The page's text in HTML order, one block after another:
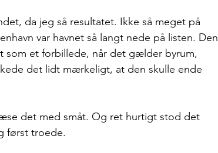
da jeg så resultatet. Ikke så meget på
var havnet så langt nede på listen. Den
som et forbillede, når det gælder byrum,
det lidt mærkeligt, at den skulle ende
det med småt. Og ret hurtigt stod det
først troede.